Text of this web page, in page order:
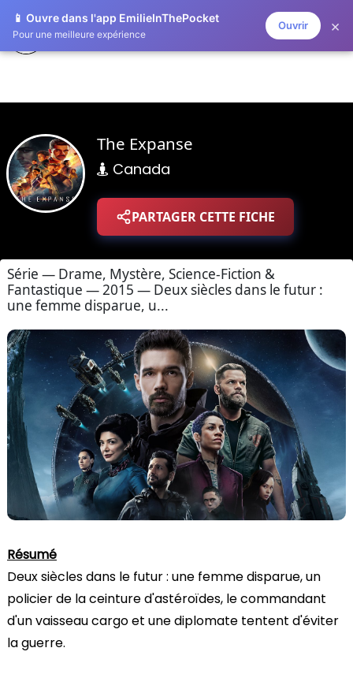
📱 Ouvre dans l'app EmilieInThePocket
Pour une meilleure expérience
Ouvrir ×
ZAPLISTOO
The Expanse
Canada
PARTAGER CETTE FICHE
Série — Drame, Mystère, Science-Fiction &
Fantastique — 2015 — Deux siècles dans le futur :
une femme disparue, u...
Résumé
Deux siècles dans le futur : une femme disparue, un
policier de la ceinture d'astéroïdes, le commandant
d'un vaisseau cargo et une diplomate tentent d'éviter
la guerre.